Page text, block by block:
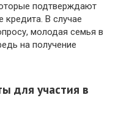
подтверждают
В случае
молодая семья в
на получение
для участия в